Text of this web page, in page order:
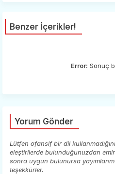
Benzer İçerikler!
Error: Sonuç
Yorum Gönder
Lütfen ofansif bir dil
eleştirilerde bulunduğunuzdan
sonra uygun bulunursa
teşekkürler.